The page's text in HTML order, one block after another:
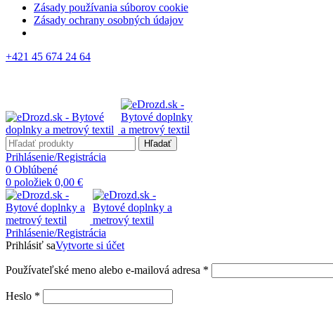
Zásady používania súborov cookie
Zásady ochrany osobných údajov
+421 45 674 24 64
Hľadať
Prihlásenie/Registrácia
0 Oblúbené
0 položiek 0,00 €
Prihlásenie/Registrácia
Prihlásiť saVytvorte si účet
Používateľské meno alebo e-mailová adresa *
Heslo *